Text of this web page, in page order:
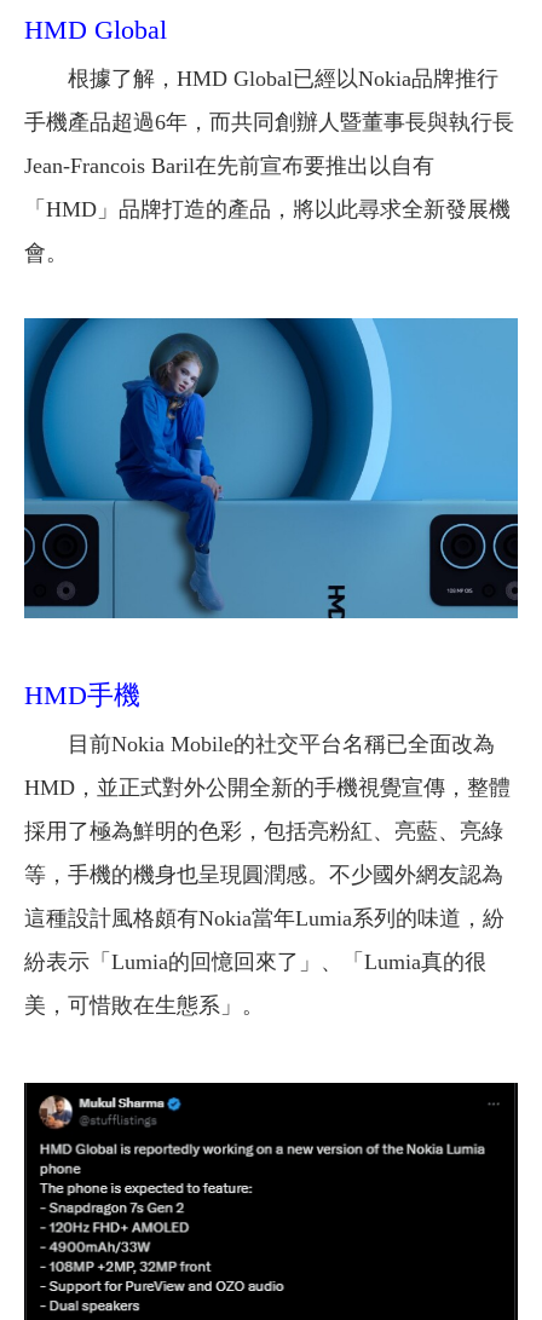
HMD Global
根據了解，HMD Global已經以Nokia品牌推行
手機產品超過6年，而共同創辦人暨董事長與執行長
Jean-Francois Baril在先前宣布要推出以自有
「HMD」品牌打造的產品，將以此尋求全新發展機
會。
HMD手機
目前Nokia Mobile的社交平台名稱已全面改為
HMD，並正式對外公開全新的手機視覺宣傳，整體
採用了極為鮮明的色彩，包括亮粉紅、亮藍、亮綠
等，手機的機身也呈現圓潤感。不少國外網友認為
這種設計風格頗有Nokia當年Lumia系列的味道，紛
紛表示「Lumia的回憶回來了」、「Lumia真的很
美，可惜敗在生態系」。